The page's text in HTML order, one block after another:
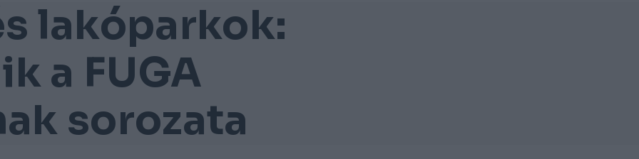
lakóparkok:
a FUGA
sorozata